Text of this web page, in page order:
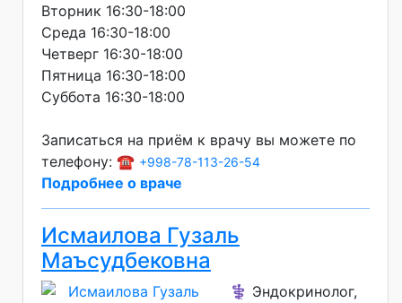
Вторник 16:30-18:00
Среда 16:30-18:00
Четверг 16:30-18:00
Пятница 16:30-18:00
Суббота 16:30-18:00
Записаться на приём к врачу вы можете по
телефону: ☎️ +998-78-113-26-54
Подробнее о враче
Исмаилова Гузаль
Маъсудбековна
⚕️ Эндокринолог,